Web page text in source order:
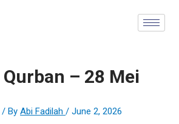
– 28 Mei
/ ByAbi Fadilah/June 2, 2026